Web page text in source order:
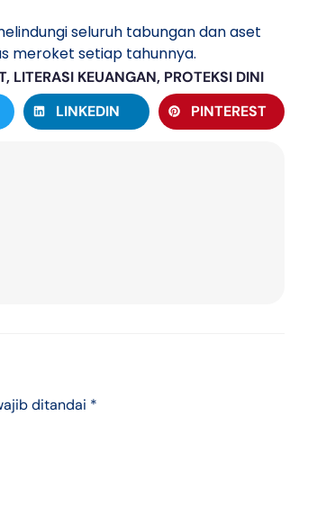
seluruh tabungan dan aset
meroket setiap tahunnya.
, LITERASI KEUANGAN, PROTEKSI DINI
LINKEDIN PINTEREST
ditandai *